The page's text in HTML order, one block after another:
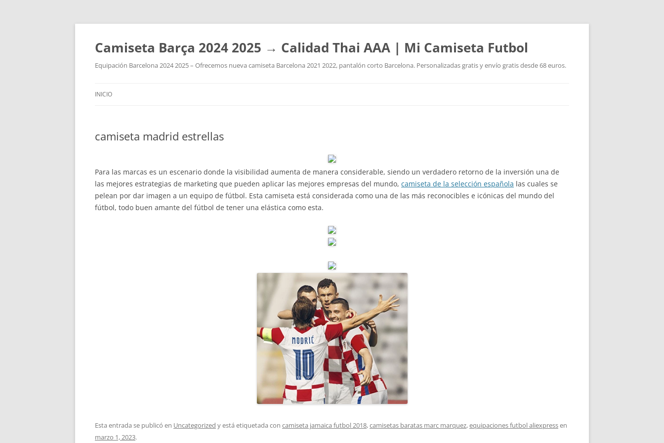
Camiseta Barça 2024 2025 → Calidad Thai AAA | Mi Camiseta Futbol
Equipación Barcelona 2024 2025 – Ofrecemos nueva camiseta Barcelona 2021 2022, pantalón corto Barcelona. Personalizadas gratis y envío gratis desde 68 euros.
INICIO
camiseta madrid estrellas
Para las marcas es un escenario donde la visibilidad aumenta de manera considerable, siendo un verdadero retorno de la inversión una de
las mejores estrategias de marketing que pueden aplicar las mejores empresas del mundo, camiseta de la selección española las cuales se
pelean por dar imagen a un equipo de fútbol. Esta camiseta está considerada como una de las más reconocibles e icónicas del mundo del
fútbol, todo buen amante del fútbol de tener una elástica como esta.
Esta entrada se publicó en Uncategorized y está etiquetada con camiseta jamaica futbol 2018,camisetas baratas marc marquez,equipaciones futbol aliexpressen
marzo 1, 2023.